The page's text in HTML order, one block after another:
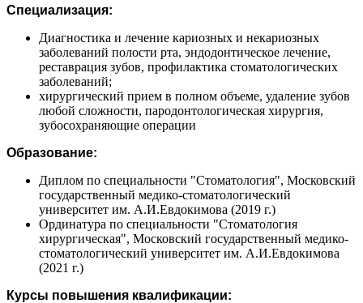
Специализация:
Диагностика и лечение кариозных и некариозных
заболеваний полости рта, эндодонтическое лечение,
реставрация зубов, профилактика стоматологических
заболеваний;
хирургический прием в полном объеме, удаление зубов
любой сложности, пародонтологическая хирургия,
зубосохраняющие операции
Образование:
Диплом по специальности "Стоматология", Московский
государственный медико-стоматологический
университет им. А.И.Евдокимова (2019 г.)
Ординатура по специальности "Стоматология
хирургическая", Московский государственный медико-
стоматологический университет им. А.И.Евдокимова
(2021 г.)
Курсы повышения квалификации: